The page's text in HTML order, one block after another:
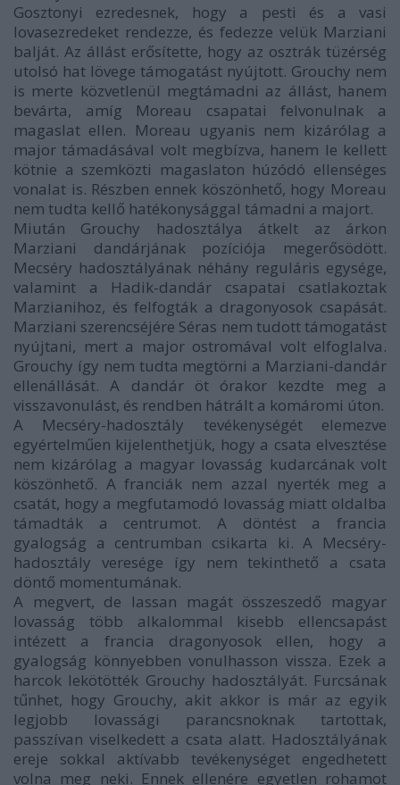
Gosztonyi ezredesnek, hogy a pesti és a vasi
lovasezredeket rendezze, és fedezze velük Marziani
balját. Az állást erősítette, hogy az osztrák tüzérség
utolsó hat lövege támogatást nyújtott. Grouchy nem
is merte közvetlenül megtámadni az állást, hanem
bevárta, amíg Moreau csapatai felvonulnak a
magaslat ellen. Moreau ugyanis nem kizárólag a
major támadásával volt megbízva, hanem le kellett
kötnie a szemközti magaslaton húzódó ellenséges
vonalat is. Részben ennek köszönhető, hogy Moreau
nem tudta kellő hatékonysággal támadni a majort.
Miután Grouchy hadosztálya átkelt az árkon
Marziani dandárjának pozíciója megerősödött.
Mecséry hadosztályának néhány reguláris egysége,
valamint a Hadik-dandár csapatai csatlakoztak
Marzianihoz, és felfogták a dragonyosok csapását.
Marziani szerencséjére Séras nem tudott támogatást
nyújtani, mert a major ostromával volt elfoglalva.
Grouchy így nem tudta megtörni a Marziani-dandár
ellenállását. A dandár öt órakor kezdte meg a
visszavonulást, és rendben hátrált a komáromi úton.
A Mecséry-hadosztály tevékenységét elemezve
egyértelműen kijelenthetjük, hogy a csata elvesztése
nem kizárólag a magyar lovasság kudarcának volt
köszönhető. A franciák nem azzal nyerték meg a
csatát, hogy a megfutamodó lovasság miatt oldalba
támadták a centrumot. A döntést a francia
gyalogság a centrumban csikarta ki. A Mecséry-
hadosztály veresége így nem tekinthető a csata
döntő momentumának.
A megvert, de lassan magát összeszedő magyar
lovasság több alkalommal kisebb ellencsapást
intézett a francia dragonyosok ellen, hogy a
gyalogság könnyebben vonulhasson vissza. Ezek a
harcok lekötötték Grouchy hadosztályát. Furcsának
tűnhet, hogy Grouchy, akit akkor is már az egyik
legjobb lovassági parancsnoknak tartottak,
passzívan viselkedett a csata alatt. Hadosztályának
ereje sokkal aktívabb tevékenységet engedhetett
volna meg neki. Ennek ellenére egyetlen rohamot